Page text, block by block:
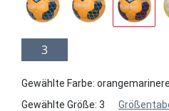
3
Gewählte Farbe:
Gewählte Größe: 3